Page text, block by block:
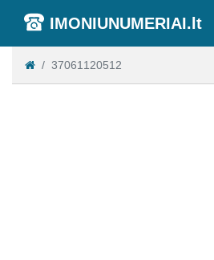
IMONIUNUMERIAI.lt
37061120512